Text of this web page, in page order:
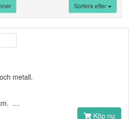
Sortera efter
metall.
…
Köp nu